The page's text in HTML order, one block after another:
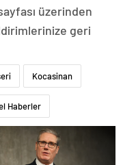
üzerinden
geri
Kocasinan
Haberler